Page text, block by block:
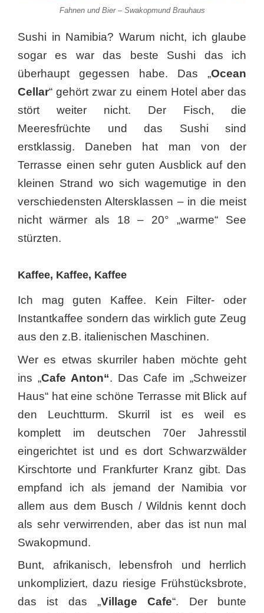
Fahnen und Bier – Swakopmund Brauhaus
Sushi in Namibia? Warum nicht, ich glaube
sogar es war das beste Sushi das ich
überhaupt gegessen habe. Das „Ocean
Cellar“ gehört zwar zu einem Hotel aber das
stört weiter nicht. Der Fisch, die
Meeresfrüchte und das Sushi sind
erstklassig. Daneben hat man von der
Terrasse einen sehr guten Ausblick auf den
kleinen Strand wo sich wagemutige in den
verschiedensten Altersklassen – in die meist
nicht wärmer als 18 – 20° „warme“ See
stürzten.
Kaffee, Kaffee, Kaffee
Ich mag guten Kaffee. Kein Filter- oder
Instantkaffee sondern das wirklich gute Zeug
aus den z.B. italienischen Maschinen.
Wer es etwas skurriler haben möchte geht
ins „Cafe Anton“. Das Cafe im „Schweizer
Haus“ hat eine schöne Terrasse mit Blick auf
den Leuchtturm. Skurril ist es weil es
komplett im deutschen 70er Jahresstil
eingerichtet ist und es dort Schwarzwälder
Kirschtorte und Frankfurter Kranz gibt. Das
empfand ich als jemand der Namibia vor
allem aus dem Busch / Wildnis kennt doch
als sehr verwirrenden, aber das ist nun mal
Swakopmund.
Bunt, afrikanisch, lebensfroh und herrlich
unkompliziert, dazu riesige Frühstücksbrote,
das ist das „Village Cafe“. Der bunte